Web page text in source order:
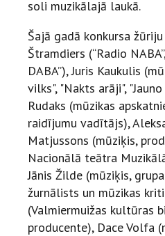
soli muzikālajā laukā.
Šajā gadā konkursa
Štramdiers (“Radio
DABA”), Juris Kaukulis
vilks", "Nakts arāji",
Rudaks (mūzikas
raidījumu vadītājs),
Matjussons (mūziķis,
Nacionālā teātra
Jānis Žilde (mūziķis,
žurnālists un mūzikas
(Valmiermuižas kultūras
producente), Dace Volfa